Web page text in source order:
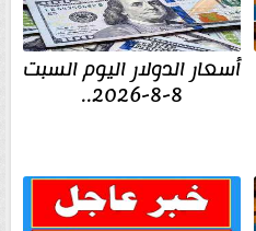
أسعار الدولار اليوم السبت
8-8-2026..